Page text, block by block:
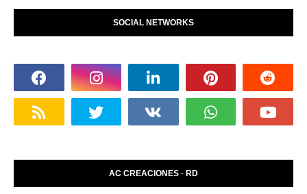
SOCIAL NETWORKS
AC CREACIONES · RD